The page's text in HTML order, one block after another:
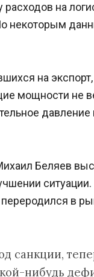
на
некоторым
на
мощности не
Беляев
в
нибудь